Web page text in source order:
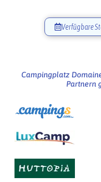
Verfügbare
Campingplatz
Partnern